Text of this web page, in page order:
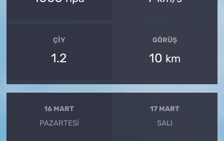
ÇIY
1.2
GÖRÜŞ
10 km
16 MART
PAZARTESI
17 MART
SALI